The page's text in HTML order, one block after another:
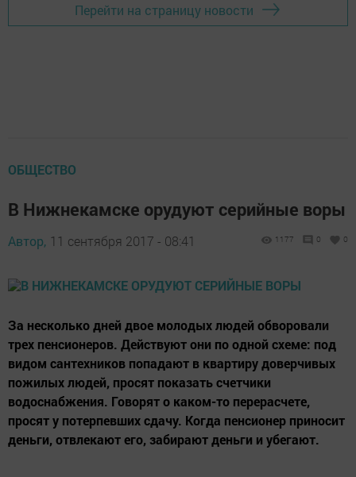
Перейти на страницу новости
ОБЩЕСТВО
В Нижнекамске орудуют серийные воры
Автор, 11 сентября 2017 - 08:41 1177 0 0
За несколько дней двое молодых людей обворовали
трех пенсионеров. Действуют они по одной схеме: под
видом сантехников попадают в квартиру доверчивых
пожилых людей, просят показать счетчики
водоснабжения. Говорят о каком-то перерасчете,
просят у потерпевших сдачу. Когда пенсионер приносит
деньги, отвлекают его, забирают деньги и убегают.